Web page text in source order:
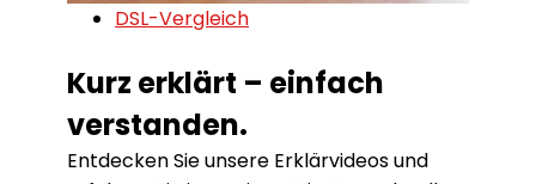
DSL-Vergleich
Kurz erklärt – einfach
verstanden.
Entdecken Sie unsere Erklärvideos und